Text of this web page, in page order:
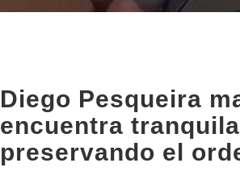
Diego Pesqueira
encuentra
preservando el